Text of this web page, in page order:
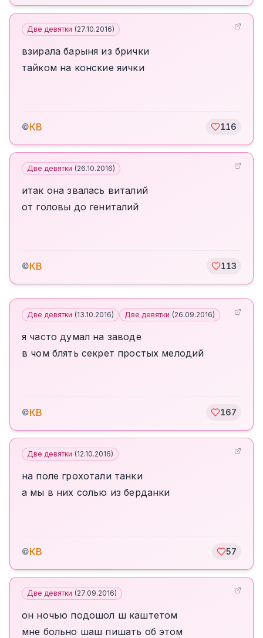
Две девятки (27.10.2016)
взирала барыня из брички
тайком на конские яички
©КВ 116
Две девятки (26.10.2016)
итак она звалась виталий
от головы до гениталий
©КВ 113
Две девятки (13.10.2016) Две девятки (26.09.2016)
я часто думал на заводе
в чом блять секрет простых мелодий
©КВ 167
Две девятки (12.10.2016)
на поле грохотали танки
а мы в них солью из берданки
©КВ 57
Две девятки (27.09.2016)
он ночью подошол ш каштетом
мне больно шаш пишать об этом